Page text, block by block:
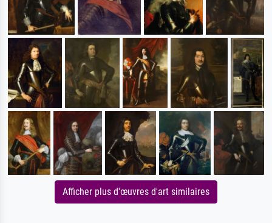
Afficher plus d'œuvres d'art similaires